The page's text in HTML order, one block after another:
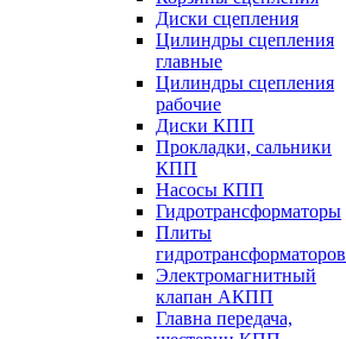
Диски сцепления
Цилиндры сцепления
главные
Цилиндры сцепления
рабочие
Диски КПП
Прокладки, сальники
КПП
Насосы КПП
Гидротрансформаторы
Плиты
гидротрансформаторов
Электромагнитный
клапан АКПП
Главна передача,